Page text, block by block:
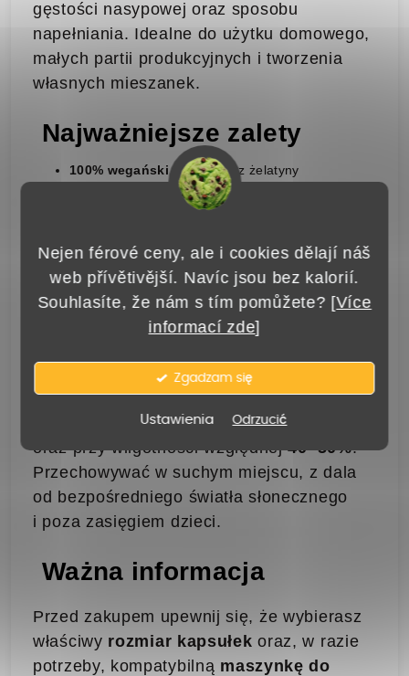
Nejen férové ceny, ale i cookies dělají náš
web přívětivější. Navíc jsou bez kalorií.
Souhlasíte, že nám s tím pomůžete? [Více
informací zde]
Zgadzam się
Ustawienia Odrzucić
gęstości nasypowej oraz sposobu
napełniania. Idealne do użytku domowego,
małych partii produkcyjnych i tworzenia
własnych mieszanek.
Najważniejsze zalety
100% wegański skład– bez żelatyny
Odpowiednie dla wegan i wegetarian
Przezroczysta formaułatwiająca kontrolę
Rozmiar 1 – jeden z najpopularniejszych
rozmiarów kapsułek
Odpowiednie do napełniania proszkami ziołowymi,
mieszankami i suplementami diety
FDA, Halal, Kosher
Aby zachować jakość kapsułek, zalecamy
przechowywanie w temperaturze
oraz przy wilgotności względnej40–50%.
Przechowywać w suchym miejscu, z dala
od bezpośredniego światła słonecznego
i poza zasięgiem dzieci.
Ważna informacja
Przed zakupem upewnij się, że wybierasz
właściwy rozmiar kapsułek oraz, w razie
potrzeby, kompatybilną maszynkę do